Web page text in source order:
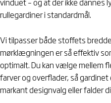
rullegardiner i standardmål.
Vi tilpasser både stoffets
mørklægningen er så effektiv
optimalt. Du kan vælge mellem
farver og overflader, så
markant designvalg eller falder